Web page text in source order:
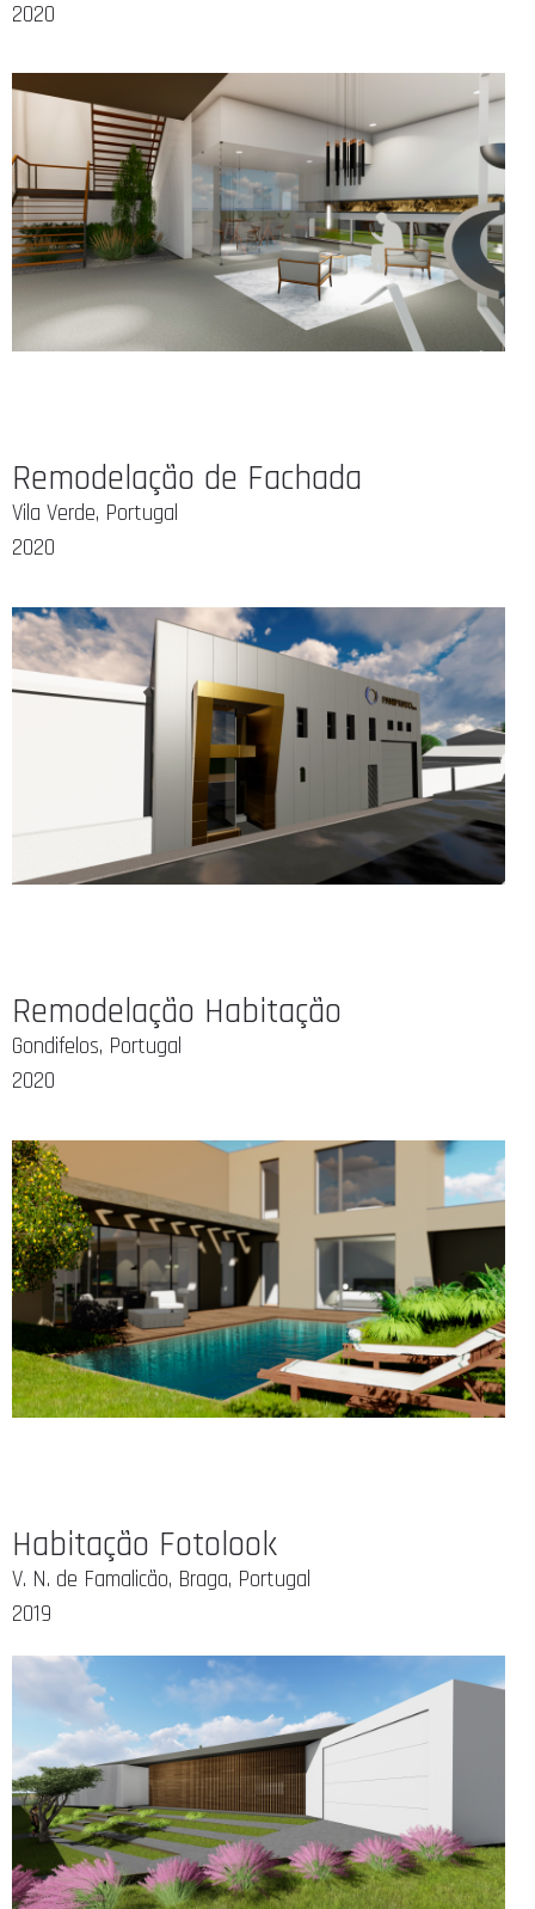
2020
Remodelação de Fachada
Vila Verde, Portugal
2020
Remodelação Habitação
Gondifelos, Portugal
2020
Habitação Fotolook
V. N. de Famalicão, Braga, Portugal
2019